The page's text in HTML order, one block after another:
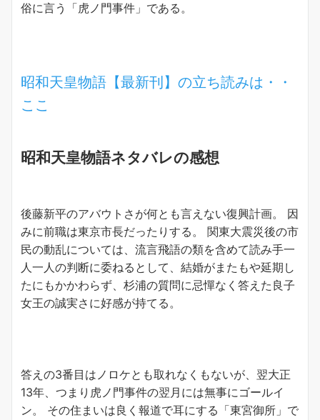
俗に言う「虎ノ門事件」である。
昭和天皇物語【最新刊】の立ち読みは・・
ここ
昭和天皇物語ネタバレの感想
後藤新平のアバウトさが何とも言えない復興計画。 因
みに前職は東京市長だったりする。 関東大震災後の市
民の動乱については、流言飛語の類を含めて読み手一
人一人の判断に委ねるとして、結婚がまたもや延期し
たにもかかわらず、杉浦の質問に忌憚なく答えた良子
女王の誠実さに好感が持てる。
答えの3番目はノロケとも取れなくもないが、翌大正
13年、つまり虎ノ門事件の翌月には無事にゴールイ
ン。 その住まいは良く報道で耳にする「東宮御所」で